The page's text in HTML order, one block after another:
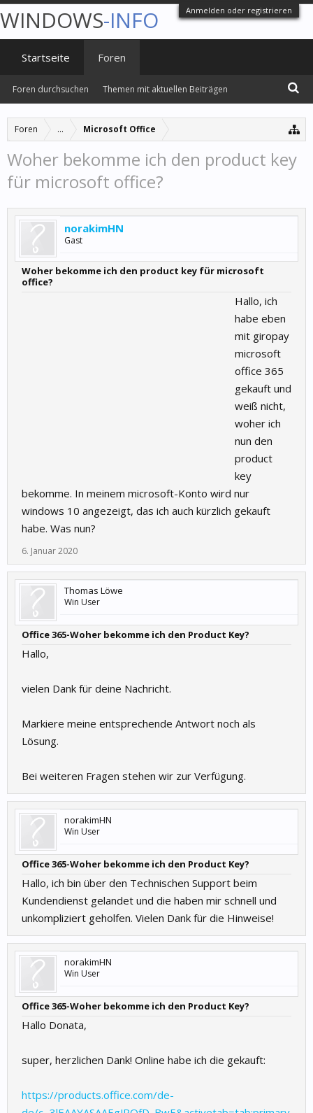
Anmelden oder registrieren
Foren ... Microsoft Office
Woher bekomme ich den product key
für microsoft office?
norakimHN
Gast
Woher bekomme ich den product key für microsoft
office?
Hallo, ich
habe eben
mit giropay
microsoft
office 365
gekauft und
weiß nicht,
woher ich
nun den
product
key
bekomme. In meinem microsoft-Konto wird nur
windows 10 angezeigt, das ich auch kürzlich gekauft
habe. Was nun?
6. Januar 2020
Thomas Löwe
Win User
Office 365-Woher bekomme ich den Product Key?
Hallo,
vielen Dank für deine Nachricht.
Markiere meine entsprechende Antwort noch als
Lösung.
Bei weiteren Fragen stehen wir zur Verfügung.
norakimHN
Win User
Office 365-Woher bekomme ich den Product Key?
Hallo, ich bin über den Technischen Support beim
Kundendienst gelandet und die haben mir schnell und
unkompliziert geholfen. Vielen Dank für die Hinweise!
norakimHN
Win User
Office 365-Woher bekomme ich den Product Key?
Hallo Donata,
super, herzlichen Dank! Online habe ich die gekauft:
https://products.office.com/de-
WINDOWS-INFO
Startseite Foren
Foren durchsuchen Themen mit aktuellen Beiträgen